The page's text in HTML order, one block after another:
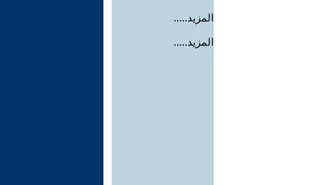
المزيد.....
المزيد.....